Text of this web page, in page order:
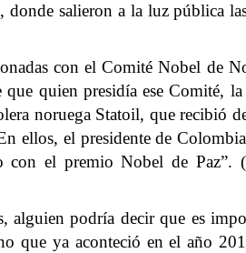
salieron a la luz pública
con el Comité Nobel de
quien presidía ese Comité,
noruega Statoil, que recibió
ellos, el presidente de
el premio Nobel de Paz”.
alguien podría decir que es
que ya aconteció en el año